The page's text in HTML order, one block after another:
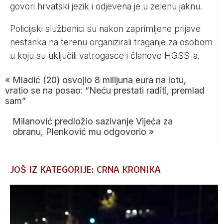
govori hrvatski jezik i odjevena je u zelenu jaknu.
Policijski službenici su nakon zaprimljene prijave
nestanka na terenu organizirali traganje za osobom
u koju su uključili vatrogasce i članove HGSS-a.
« Mladić (20) osvojio 8 milijuna eura na lotu,
vratio se na posao: “Neću prestati raditi, premlad
sam”
Milanović predložio sazivanje Vijeća za
obranu, Plenković mu odgovorio »
JOŠ IZ KATEGORIJE: CRNA KRONIKA